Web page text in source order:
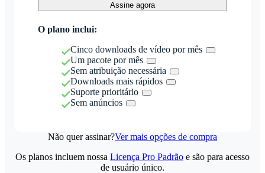
Assine agora
O plano inclui:
Cinco downloads de vídeo por mês
Um pacote por mês
Sem atribuição necessária
Downloads mais rápidos
Suporte prioritário
Sem anúncios
Não quer assinar?Ver mais opções de compra
Os planos incluem nossa Licença Pro Padrão e são para acesso
de usuário único.